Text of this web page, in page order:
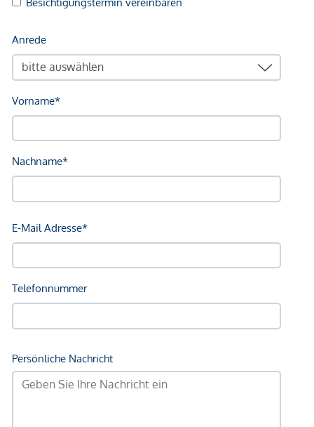
Geldautomat <750m
Post <750m
Polizei <500m
Verkehr
Bus <250m
Bahnhof <1.000m
Autobahnanschluss <5.500m
*Der Vertrag kommt nicht mit der INFINA Credit Broker
Immobilienunternehmen angeboten. Allfällige aus dem
Vertragsabschluss resultierende Rechte sind ausschließlich